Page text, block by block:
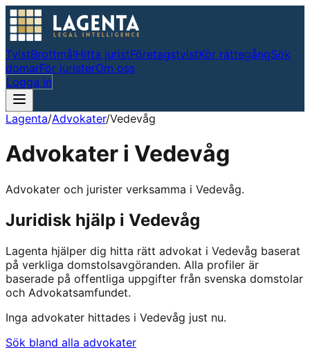
TvistBrottmålHitta juristFöretagstvistKör rättegångSök
domarFör juristerOm oss
Logga in
Lagenta/Advokater/Vedevåg
Advokater i Vedevåg
Advokater och jurister verksamma i Vedevåg.
Juridisk hjälp i Vedevåg
Lagenta hjälper dig hitta rätt advokat i Vedevåg baserat
på verkliga domstolsavgöranden. Alla profiler är
baserade på offentliga uppgifter från svenska domstolar
och Advokatsamfundet.
Inga advokater hittades i Vedevåg just nu.
Sök bland alla advokater